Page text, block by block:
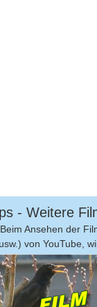
Ansehen der
von YouTube,
- Weitere